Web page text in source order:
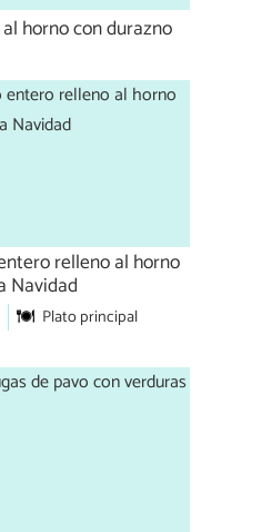
horno con durazno
relleno al horno
Navidad
Plato principal